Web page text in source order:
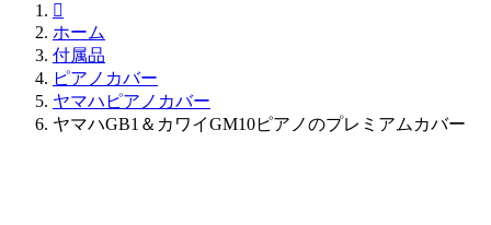

ホーム
付属品
ピアノカバー
ヤマハピアノカバー
ヤマハGB1＆カワイGM10ピアノのプレミアムカバー